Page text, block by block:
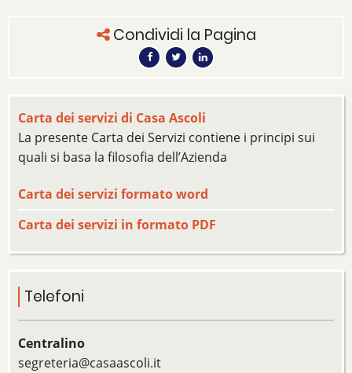
Condividi la Pagina
Carta dei servizi di Casa Ascoli
La presente Carta dei Servizi contiene i principi sui
quali si basa la filosofia dell’Azienda
Carta dei servizi formato word
Carta dei servizi in formato PDF
Telefoni
Centralino
segreteria@casaascoli.it